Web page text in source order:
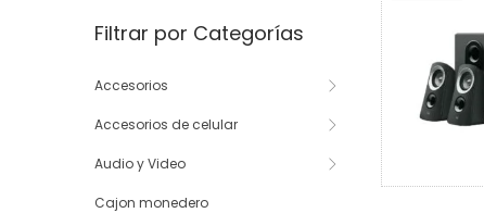
Filtrar por Categorías
Accesorios
Accesorios de celular
Audio y Video
Cajon monedero